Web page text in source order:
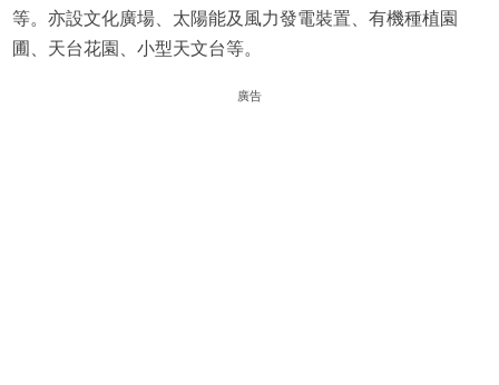
等。亦設文化廣場、太陽能及風力發電裝置、有機種植園
圃、天台花園、小型天文台等。
廣告